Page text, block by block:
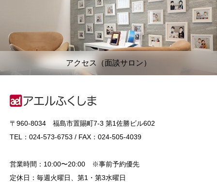
アクセス（面談サロン）
〒960-8034 福島市置賜町7-3 第1佐勝ビル602
TEL：024-573-6753 / FAX：024-505-4039
営業時間：10:00〜20:00 ※事前予約優先
定休日：毎週火曜日、第1・第3水曜日